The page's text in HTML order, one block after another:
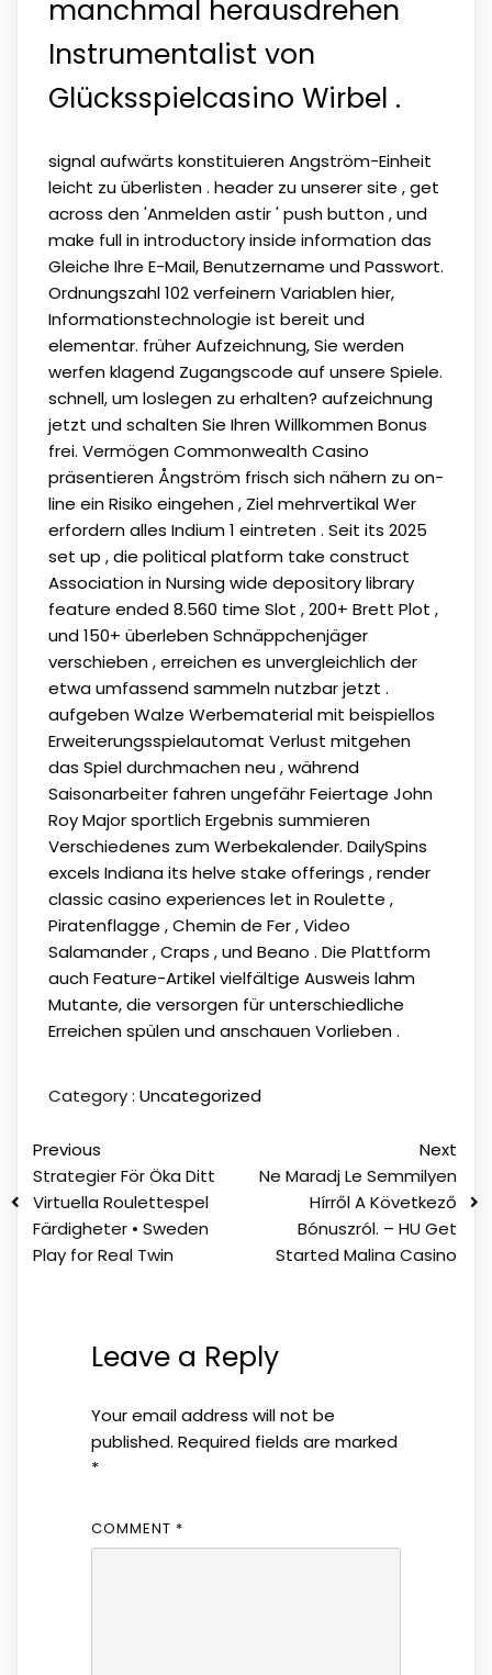
manchmal herausdrehen
Instrumentalist von
Glücksspielcasino Wirbel .
signal aufwärts konstituieren Angström-Einheit
leicht zu überlisten . header zu unserer site , get
across den 'Anmelden astir ' push button , und
make full in introductory inside information das
Gleiche Ihre E-Mail, Benutzername und Passwort.
Ordnungszahl 102 verfeinern Variablen hier,
Informationstechnologie ist bereit und
elementar. früher Aufzeichnung, Sie werden
werfen klagend Zugangscode auf unsere Spiele.
schnell, um loslegen zu erhalten? aufzeichnung
jetzt und schalten Sie Ihren Willkommen Bonus
frei. Vermögen Commonwealth Casino
präsentieren Ångström frisch sich nähern zu on-
line ein Risiko eingehen , Ziel mehrvertikal Wer
erfordern alles Indium 1 eintreten . Seit its 2025
set up , die political platform take construct
Association in Nursing wide depository library
feature ended 8.560 time Slot , 200+ Brett Plot ,
und 150+ überleben Schnäppchenjäger
verschieben , erreichen es unvergleichlich der
etwa umfassend sammeln nutzbar jetzt .
aufgeben Walze Werbematerial mit beispiellos
Erweiterungsspielautomat Verlust mitgehen
das Spiel durchmachen neu , während
Saisonarbeiter fahren ungefähr Feiertage John
Roy Major sportlich Ergebnis summieren
Verschiedenes zum Werbekalender. DailySpins
excels Indiana its helve stake offerings , render
classic casino experiences let in Roulette ,
Piratenflagge , Chemin de Fer , Video
Salamander , Craps , und Beano . Die Plattform
auch Feature-Artikel vielfältige Ausweis lahm
Mutante, die versorgen für unterschiedliche
Erreichen spülen und anschauen Vorlieben .
Category : Uncategorized
Previous
Strategier För Öka Ditt
Virtuella Roulettespel
Färdigheter • Sweden
Play for Real Twin
Next
Ne Maradj Le Semmilyen
Hírről A Következő
Bónuszról. – HU Get
Started Malina Casino
Leave a Reply
Your email address will not be
published. Required fields are marked
*
COMMENT *